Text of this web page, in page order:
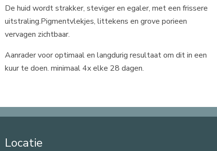
De huid wordt strakker, steviger en egaler, met een frissere
uitstraling.Pigmentvlekjes, littekens en grove porieen
vervagen zichtbaar.
Aanrader voor optimaal en langdurig resultaat om dit in een
kuur te doen. minimaal 4x elke 28 dagen.
Locatie